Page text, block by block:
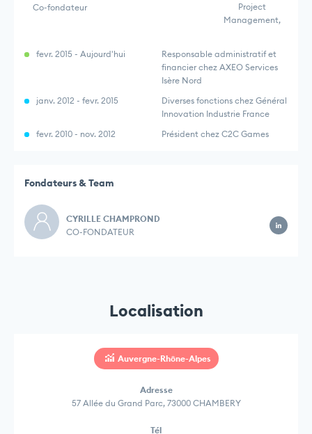
Co-fondateur
Project
Management,
fevr. 2015 - Aujourd'hui
Responsable administratif et
financier chez AXEO Services
Isère Nord
janv. 2012 - fevr. 2015
Diverses fonctions chez Général
Innovation Industrie France
fevr. 2010 - nov. 2012
Président chez C2C Games
Fondateurs & Team
CYRILLE CHAMPROND
CO-FONDATEUR
Localisation
Auvergne-Rhône-Alpes
Adresse
57 Allée du Grand Parc, 73000 CHAMBERY
Tél